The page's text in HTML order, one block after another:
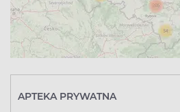
APTEKA PRYWATNA